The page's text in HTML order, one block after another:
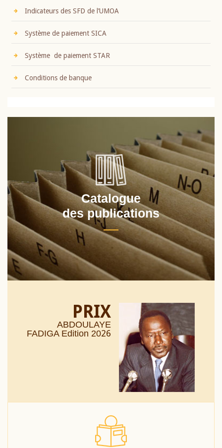
Indicateurs des SFD de l’UMOA
Système de paiement SICA
Système de paiement STAR
Conditions de banque
Catalogue
des publications
PRIX
ABDOULAYE
FADIGA Edition 2026